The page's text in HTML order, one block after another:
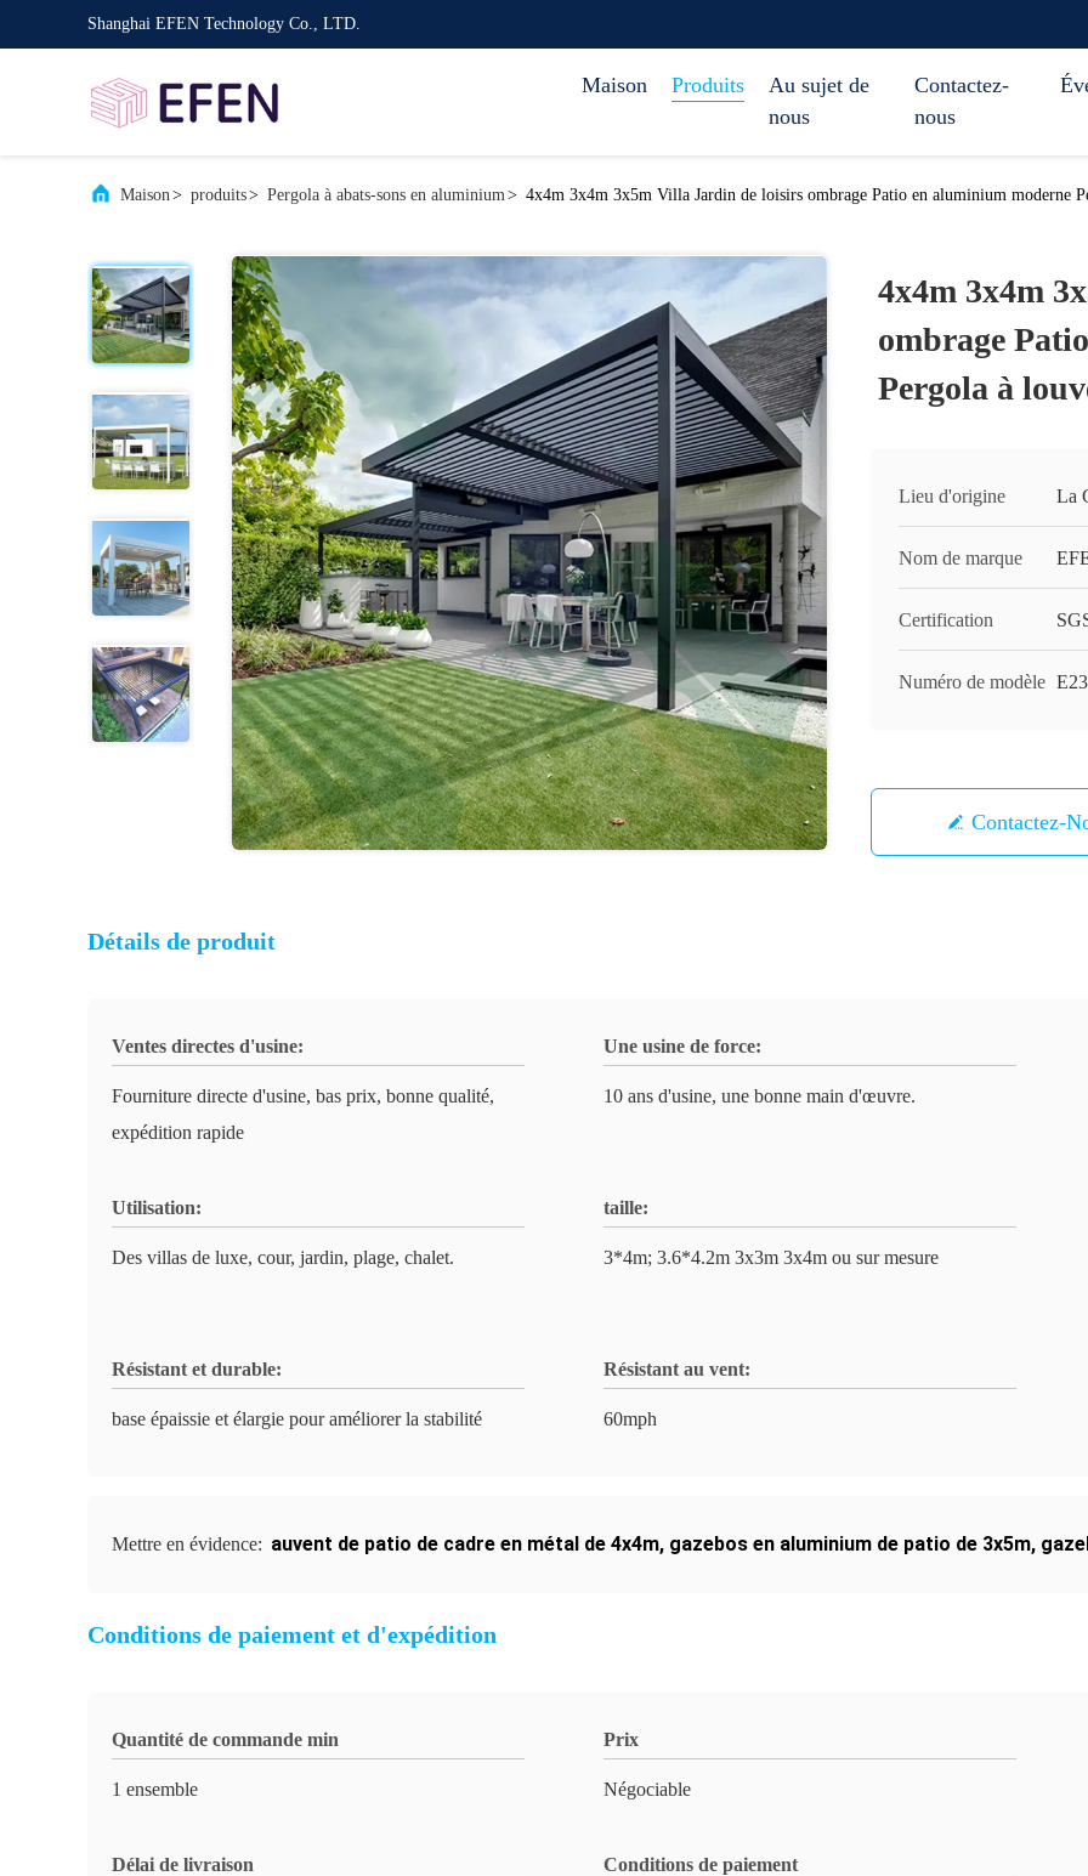
Shanghai EFEN Technology Co., LTD.
Maison Produits
Au sujet de
nous
Contactez-
nous
Maison> produits> Pergola à abats-sons en aluminium> 4x4m 3x4m 3x5m Villa Jardin de loisirs ombrage Patio en aluminium moderne
4x4m 3x4m
ombrage
Pergola à
Lieu d'origine La
Nom de marque
Certification
Numéro de modèle E23
Contactez-
Détails de produit
Ventes directes d'usine:
Fourniture directe d'usine, bas prix, bonne qualité,
expédition rapide
Une usine de force:
10 ans d'usine, une bonne main d'œuvre.
Utilisation:
Des villas de luxe, cour, jardin, plage, chalet.
taille:
3*4m; 3.6*4.2m 3x3m 3x4m ou sur mesure
Résistant et durable:
base épaissie et élargie pour améliorer la stabilité
Résistant au vent:
60mph
Mettre en évidence: auvent de patio de cadre en métal de 4x4m, gazebos en aluminium de patio de 3x5m,
Conditions de paiement et d'expédition
Quantité de commande min
1 ensemble
Prix
Négociable
Délai de livraison Conditions de paiement